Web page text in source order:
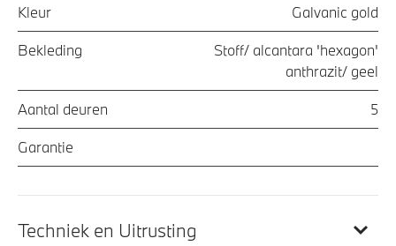
Kleur Galvanic gold
Bekleding
Stoff/ alcantara 'hexagon'
anthrazit/ geel
Aantal deuren 5
Garantie
Techniek en Uitrusting